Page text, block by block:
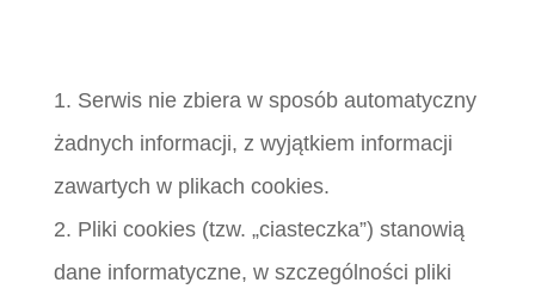
1. Serwis nie zbiera w sposób automatyczny
żadnych informacji, z wyjątkiem informacji
zawartych w plikach cookies.
2. Pliki cookies (tzw. „ciasteczka”) stanowią
dane informatyczne, w szczególności pliki